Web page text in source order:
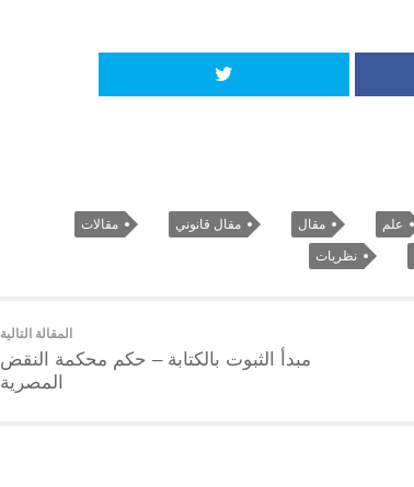
علم مقال مقال قانوني مقالات
نظريات
المقالة التالية
مبدأ الثبوت بالكتابة – حكم محكمة النقض
المصرية